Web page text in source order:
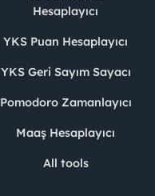
Hesaplayıcı
YKS Puan Hesaplayıcı
YKS Geri Sayım Sayacı
Pomodoro Zamanlayıcı
Maaş Hesaplayıcı
All tools